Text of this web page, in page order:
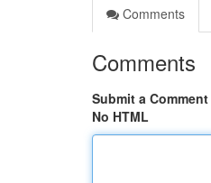
Comments
Comments
Submit a Comment
No HTML